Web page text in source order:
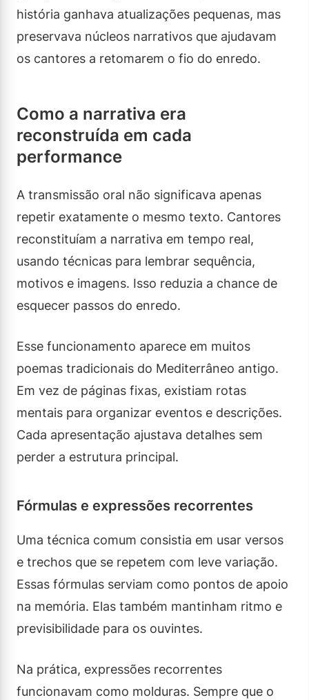
história ganhava atualizações pequenas, mas
preservava núcleos narrativos que ajudavam
os cantores a retomarem o fio do enredo.
Como a narrativa era
reconstruída em cada
performance
A transmissão oral não significava apenas
repetir exatamente o mesmo texto. Cantores
reconstituíam a narrativa em tempo real,
usando técnicas para lembrar sequência,
motivos e imagens. Isso reduzia a chance de
esquecer passos do enredo.
Esse funcionamento aparece em muitos
poemas tradicionais do Mediterrâneo antigo.
Em vez de páginas fixas, existiam rotas
mentais para organizar eventos e descrições.
Cada apresentação ajustava detalhes sem
perder a estrutura principal.
Fórmulas e expressões recorrentes
Uma técnica comum consistia em usar versos
e trechos que se repetem com leve variação.
Essas fórmulas serviam como pontos de apoio
na memória. Elas também mantinham ritmo e
previsibilidade para os ouvintes.
Na prática, expressões recorrentes
funcionavam como molduras. Sempre que o